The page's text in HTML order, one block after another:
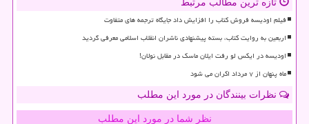
تازه ترین مطالب مرتبط
فیلم اودیسه فروش کتاب را افزایش داد جایگاه ترجمه های متفاوت
اربعین به روایت کتاب، بسته پیشنهادی ناشران انقلاب اسلامی معرفی گردید
اودیسه در ایکس لو رفت ایلان ماسک در مقابل نولان!
ماه پنهان از ۷ مرداد اکران می شود
نظرات بینندگان در مورد این مطلب
نظر شما در مورد این مطلب